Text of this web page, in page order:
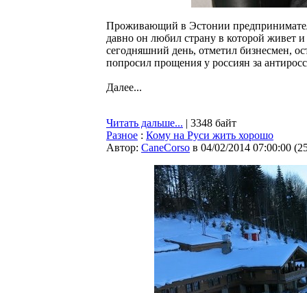
Проживающий в Эстонии
давно он любил страну в которой живет
сегодняшний день, отметил бизнесмен,
попросил прощения у россиян за
Далее...
Читать дальше... | 3348 байт
Разное : Кому на Руси жить хорошо
Автор: CaneCorso в 04/02/2014 07:00:00 (